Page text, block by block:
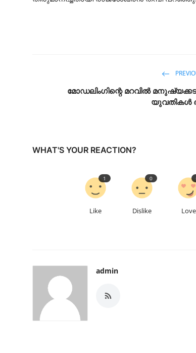
മോഡലിംഗിന്റെ മറവിൽ
യുവതികൾ
WHAT'S YOUR REACTION?
Like
1
Dislike
0
Love
admin